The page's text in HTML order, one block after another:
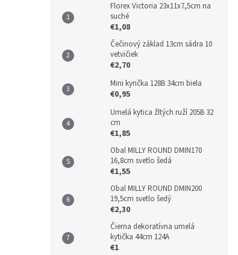
Florex Victoria 23x11x7,5cm na
suché
€1,08
Čečinový základ 13cm sádra 10
vetvičiek
€2,70
Mini kyrička 128B 34cm biela
€0,95
Umelá kytica žltých ruží 205B 32
cm
€1,85
Obal MILLY ROUND DMIN170
16,8cm svetlo šedá
€1,55
Obal MILLY ROUND DMIN200
19,5cm svetlo šedý
€2,30
Čierna dekoratívna umelá
kytička 44cm 124A
€1